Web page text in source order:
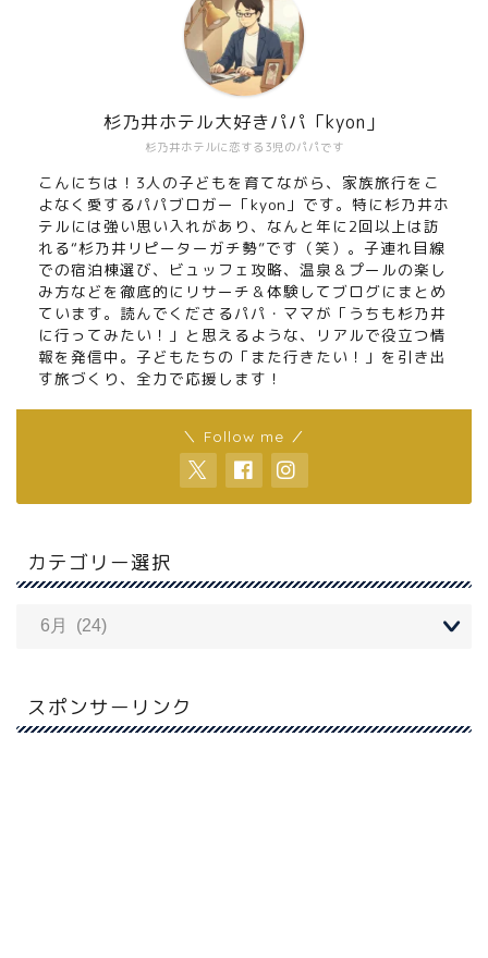
杉乃井ホテルに恋する3児のパパです
杉乃井ホテル大好きパパ「kyon」
こんにちは！3人の子どもを育てながら、家族旅行をこ
よなく愛するパパブロガー「kyon」です。特に杉乃井ホ
テルには強い思い入れがあり、なんと年に2回以上は訪
れる“杉乃井リピーターガチ勢”です（笑）。子連れ目線
での宿泊棟選び、ビュッフェ攻略、温泉＆プールの楽し
み方などを徹底的にリサーチ＆体験してブログにまとめ
ています。読んでくださるパパ・ママが「うちも杉乃井
に行ってみたい！」と思えるような、リアルで役立つ情
報を発信中。子どもたちの「また行きたい！」を引き出
す旅づくり、全力で応援します！
＼ Follow me ／
カテゴリー選択
スポンサーリンク